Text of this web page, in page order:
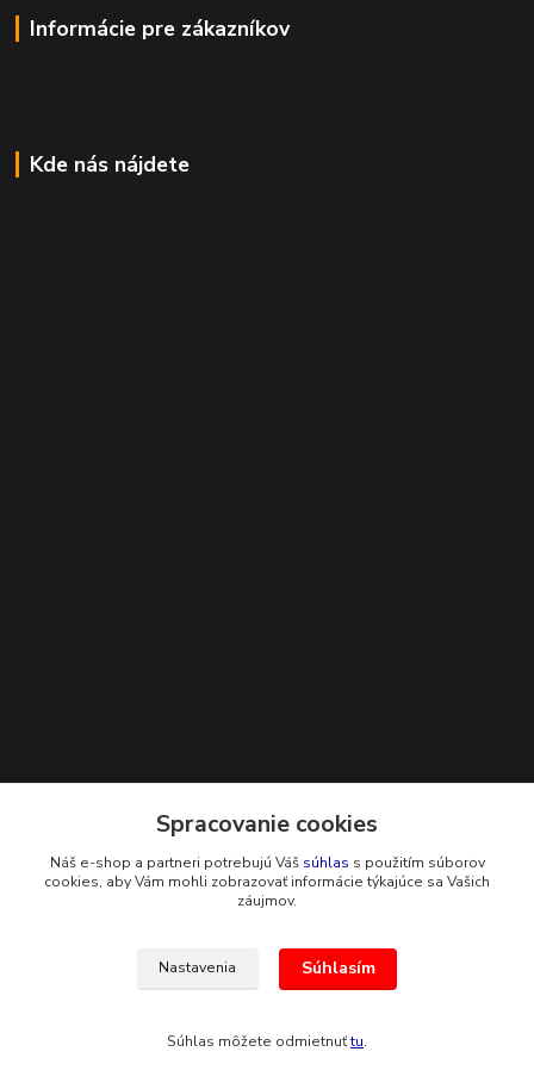
Spracovanie cookies
Náš e-shop a partneri potrebujú Váš súhlas s použitím súborov
cookies, aby Vám mohli zobrazovať informácie týkajúce sa Vašich
záujmov.
Nastavenia Súhlasím
Súhlas môžete odmietnuťtu.
Informácie pre zákazníkov
Kde nás nájdete
+421 948 229 224
Spracovanie cookies
Náš e-shop a partneri potrebujú Váš súhlas s použitím súborov
cookies, aby Vám mohli zobrazovať informácie týkajúce sa Vašich
záujmov.
Nastavenia Súhlasím
Súhlas môžete odmietnuťtu.